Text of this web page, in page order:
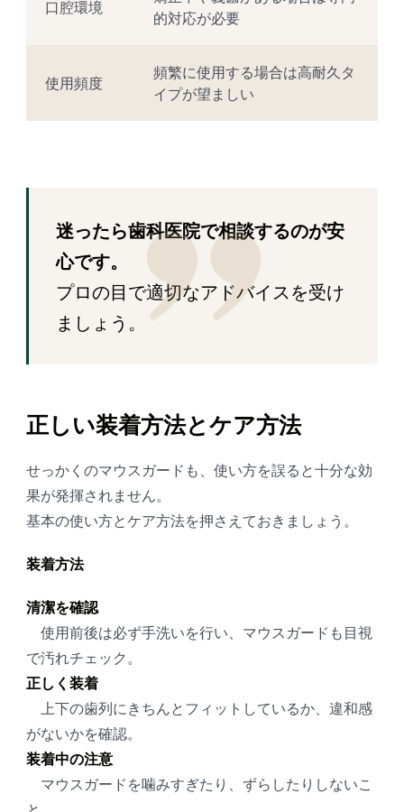
口腔環境
的対応が必要
使用頻度
頻繁に使用する場合は高耐久タ
イプが望ましい
迷ったら歯科医院で相談するのが安
心です。
プロの目で適切なアドバイスを受け
ましょう。
正しい装着方法とケア方法
せっかくのマウスガードも、使い方を誤ると十分な効
果が発揮されません。
基本の使い方とケア方法を押さえておきましょう。
装着方法
清潔を確認
使用前後は必ず手洗いを行い、マウスガードも目視
で汚れチェック。
正しく装着
上下の歯列にきちんとフィットしているか、違和感
がないかを確認。
装着中の注意
マウスガードを噛みすぎたり、ずらしたりしないこ